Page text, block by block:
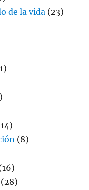
de la vida (23)
(8)
(28)